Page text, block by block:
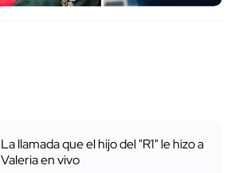
La llamada que el hijo del "R1" le hizo a
Valeria en vivo